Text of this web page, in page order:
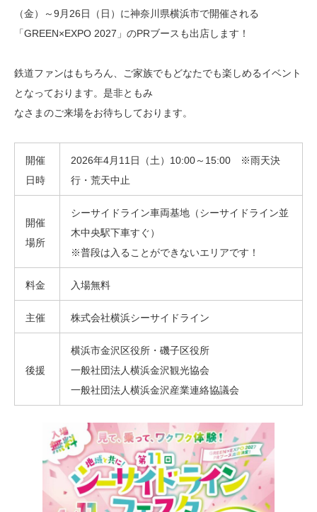
（金）～9月26日（日）に神奈川県横浜市で開催される
「GREEN×EXPO 2027」のPRブースも出店します！
鉄道ファンはもちろん、ご家族でもどなたでも楽しめるイベント
となっております。是非ともみ
なさまのご来場をお待ちしております。
開催
日時
2026年4月11日（土）10:00～15:00 ※雨天決
行・荒天中止
開催
場所
シーサイドライン車両基地（シーサイドライン並
木中央駅下車すぐ）
※普段は入ることができないエリアです！
料金 入場無料
主催 株式会社横浜シーサイドライン
後援
横浜市金沢区役所・磯子区役所
一般社団法人横浜金沢観光協会
一般社団法人横浜金沢産業連絡協議会